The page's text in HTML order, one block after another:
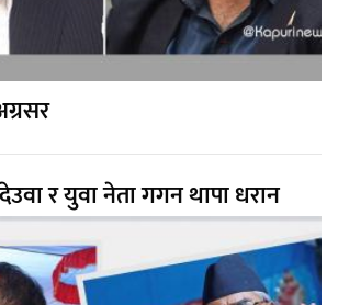
र युवा नेता गगन थापा धरान